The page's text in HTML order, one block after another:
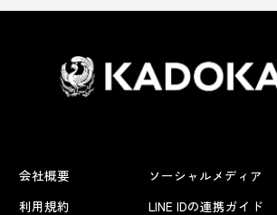
会社概要
利用規約
ソーシャルメディア
LINE IDの連携ガイド